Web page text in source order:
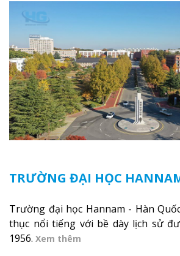
TRƯỜNG ĐẠI HỌC
Trường đại học Hannam - Hàn
thục nổi tiếng với bề dày lịch sử
1956. Xem thêm